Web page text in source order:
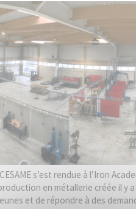
s’est rendue à l’Iron
en métallerie créée il
et de répondre à des